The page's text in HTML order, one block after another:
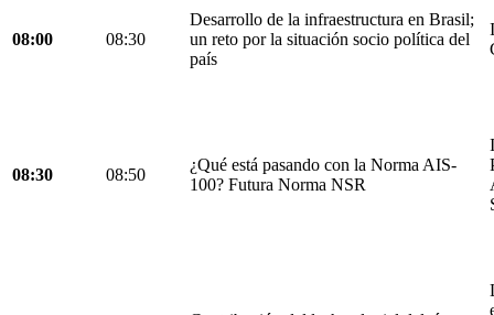
08:00 08:30
Desarrollo de la infraestructura en Brasil;
un reto por la situación socio política del
país
08:30 08:50
¿Qué está pasando con la Norma AIS-
100? Futura Norma NSR